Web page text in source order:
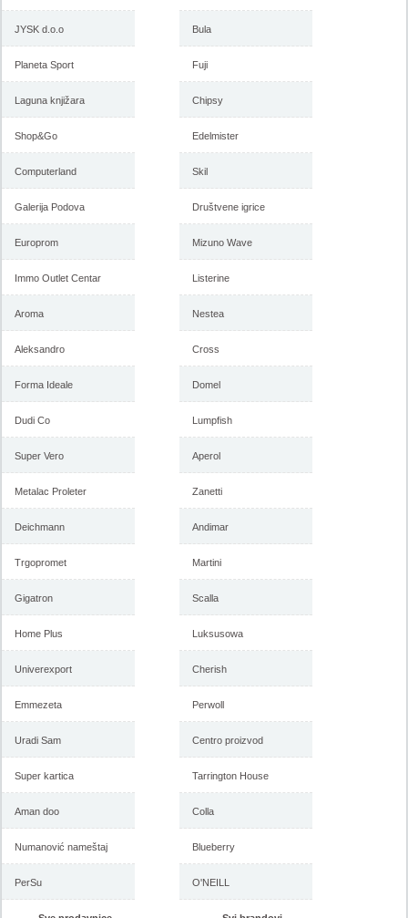
JYSK d.o.o
Planeta Sport
Laguna knjižara
Shop&Go
Computerland
Galerija Podova
Europrom
Immo Outlet Centar
Aroma
Aleksandro
Forma Ideale
Dudi Co
Super Vero
Metalac Proleter
Deichmann
Trgopromet
Gigatron
Home Plus
Univerexport
Emmezeta
Uradi Sam
Super kartica
Aman doo
Numanović nameštaj
PerSu
Bula
Fuji
Chipsy
Edelmister
Skil
Društvene igrice
Mizuno Wave
Listerine
Nestea
Cross
Domel
Lumpfish
Aperol
Zanetti
Andimar
Martini
Scalla
Luksusowa
Cherish
Perwoll
Centro proizvod
Tarrington House
Colla
Blueberry
O'NEILL